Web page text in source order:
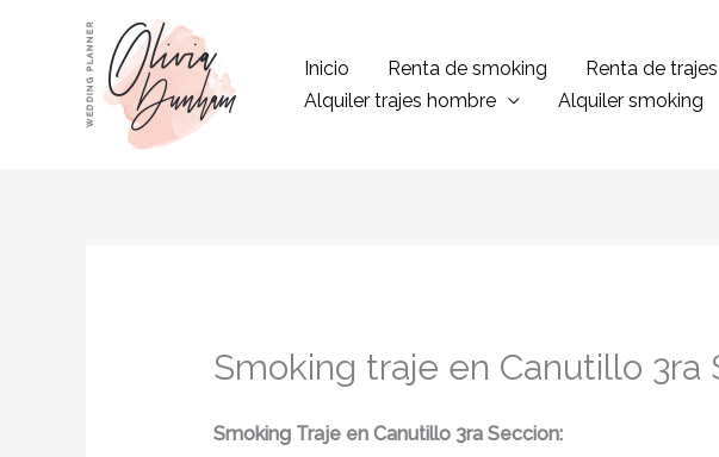
contenido
Inicio Renta de smoking Renta de trajes
Alquiler trajes hombre
Alquiler smoking
Smoking traje en Canutillo 3ra
Smoking Traje en Canutillo 3ra Seccion: